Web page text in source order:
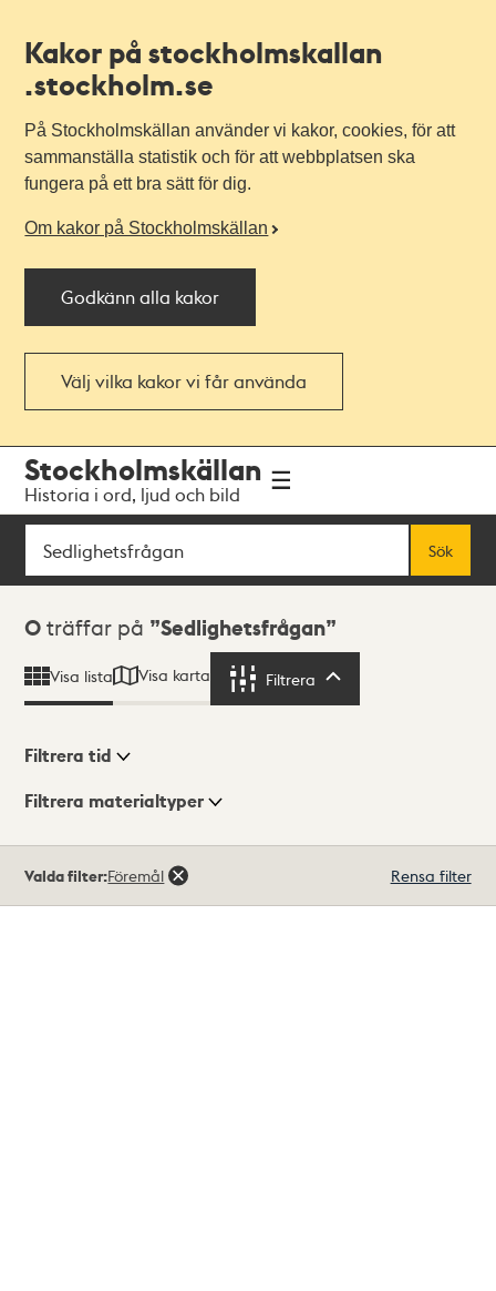
Kakor på stockholmskallan
.stockholm.se
På Stockholmskällan använder vi kakor, cookies, för att
sammanställa statistik och för att webbplatsen ska
fungera på ett bra sätt för dig.
Om kakor på Stockholmskällan
Godkänn alla kakor
Välj vilka kakor vi får använda
navigationen
huvudinnehållet
Stockholmskällan
Historia i ord, ljud och bild
Sök
Sök
Sökresultat
0 träffar på Sedlighetsfrågan
Visa lista Visa karta Filtrera
Visningsläge
Filtrera tid
Filtrera materialtyper
träffar
Valda filter:Föremål Rensa filter